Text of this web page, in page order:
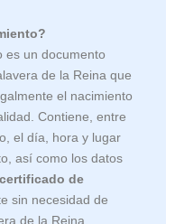
es un documento
de la Reina que
el nacimiento
Contiene, entre
el día, hora y lugar
así como los datos
certificado de
sin necesidad de
de la Reina.